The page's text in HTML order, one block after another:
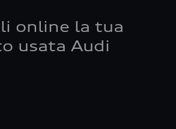
online la tua
usata Audi